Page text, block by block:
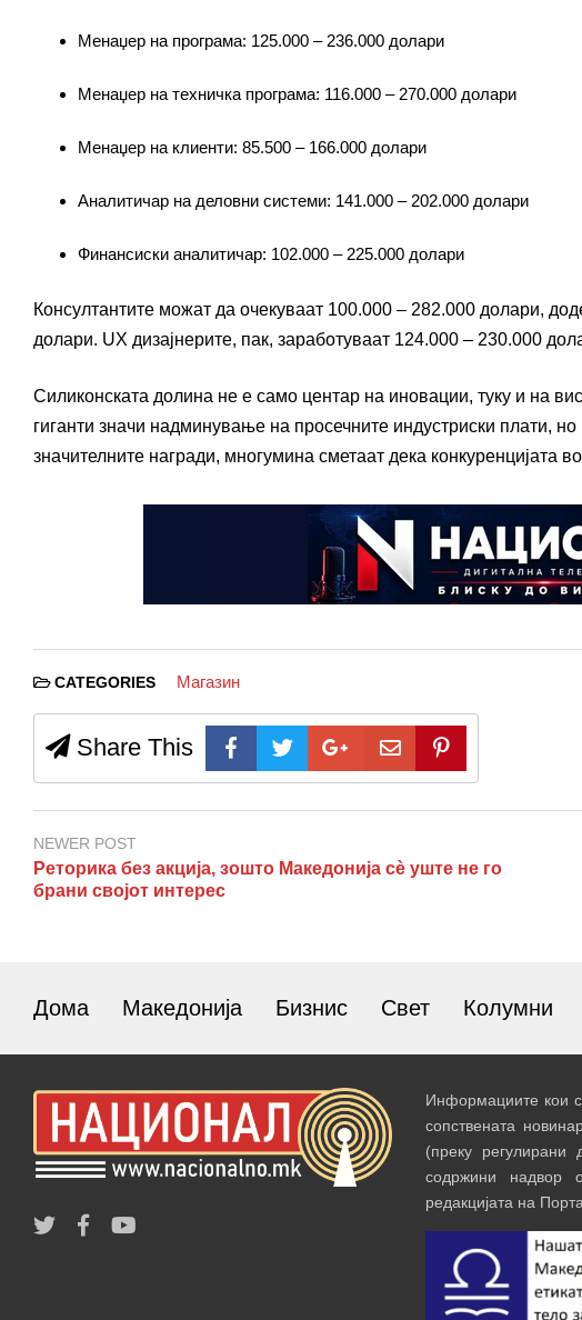
Менаџер на програма: 125.000 – 236.000 долари
Менаџер на техничка програма: 116.000 – 270.000 долари
Менаџер на клиенти: 85.500 – 166.000 долари
Аналитичар на деловни системи: 141.000 – 202.000 долари
Финансиски аналитичар: 102.000 – 225.000 долари
Консултантите можат да очекуваат 100.000 – 282.000 долари,
долари. UX дизајнерите, пак, заработуваат 124.000 – 230.000
Силиконската долина не е само центар на иновации, туку и на
гиганти значи надминување на просечните индустриски плати,
значителните награди, многумина сметаат дека конкуренцијата
CATEGORIES Магазин
Share This
NEWER POST
Реторика без акција, зошто Македонија сè уште не го
брани својот интерес
Дома Македонија Бизнис Свет Колумни
Информациите кои
сопствената
(преку регулирани
содржини надвор
редакцијата на